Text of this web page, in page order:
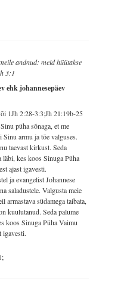
andnud: meid hüütakse
3:1
ehk johannesepäev
1Jh 2:28-3:3;Jh 21:19b-25
püha sõnaga, et me
Sinu armu ja tõe valguses.
taevast kirkust. Seda
läbi, kes koos Sinuga Püha
ajast igavesti.
ja evangelist Johannese
saladustele. Valgusta meie
armastava südamega taibata,
kuulutanud. Seda palume
koos Sinuga Püha Vaimu
igavesti.